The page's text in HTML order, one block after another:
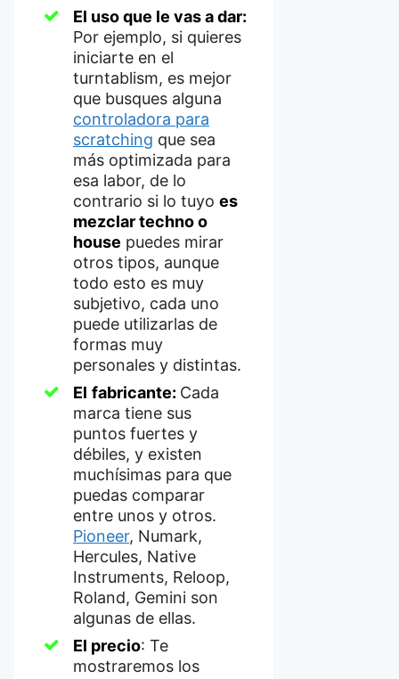
El uso que le vas a dar:
Por ejemplo, si quieres
iniciarte en el
turntablism, es mejor
que busques alguna
controladora para
scratching que sea
más optimizada para
esa labor, de lo
contrario si lo tuyo es
mezclar techno o
house puedes mirar
otros tipos, aunque
todo esto es muy
subjetivo, cada uno
puede utilizarlas de
formas muy
personales y distintas.
El fabricante: Cada
marca tiene sus
puntos fuertes y
débiles, y existen
muchísimas para que
puedas comparar
entre unos y otros.
Pioneer, Numark,
Hercules, Native
Instruments, Reloop,
Roland, Gemini son
algunas de ellas.
El precio: Te
mostraremos los